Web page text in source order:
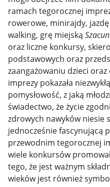
ramach tegorocznej
rowerowe, minirajdy,
walking, grę miejską
oraz liczne konkursy,
podstawowych oraz
zaangażowaniu dzieci
imprezy pokazała
pomysłowość, z jaką
świadectwo, że życie
zdrowych nawyków niesie
jednocześnie fascynującą
przewodnim tegorocznej
wiele konkursów
tego, że jest ważnym
wieków jest również